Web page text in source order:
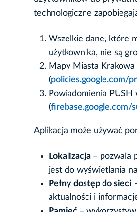
technologiczne
Wszelkie dane, które
użytkownika, nie są
Mapy Miasta
(policies.google.com/
Powiadomienia PUSH
(firebase.google.com/
Aplikacja może używać
Lokalizacja – pozwala
jest do wyświetlania
Pełny dostęp do sieci
aktualności i